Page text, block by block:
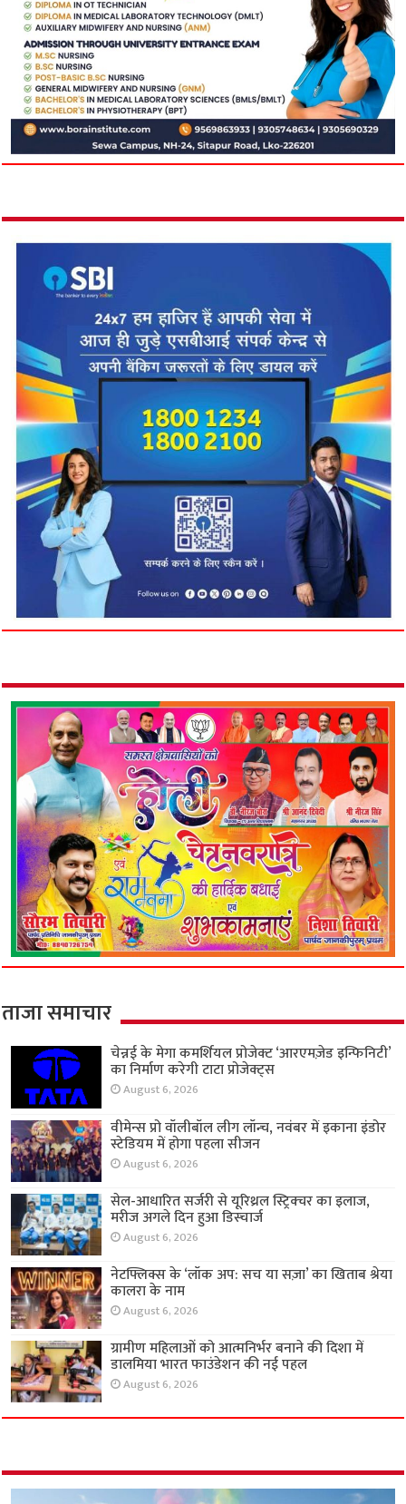
ताजा समाचार
चेन्नई के मेगा कमर्शियल प्रोजेक्ट ‘आरएमज़ेड इन्फिनिटी’
का निर्माण करेगी टाटा प्रोजेक्ट्स
August 6, 2026
वीमेन्स प्रो वॉलीबॉल लीग लॉन्च, नवंबर में इकाना इंडोर
स्टेडियम में होगा पहला सीजन
August 6, 2026
सेल-आधारित सर्जरी से यूरिथ्रल स्ट्रिक्चर का इलाज,
मरीज अगले दिन हुआ डिस्चार्ज
August 6, 2026
नेटफ्लिक्स के ‘लॉक अप: सच या सज़ा’ का खिताब श्रेया
कालरा के नाम
August 6, 2026
ग्रामीण महिलाओं को आत्मनिर्भर बनाने की दिशा में
डालमिया भारत फाउंडेशन की नई पहल
August 6, 2026